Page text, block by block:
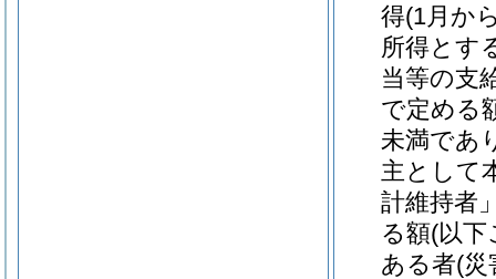
得(1月か
所得とす
当等の支
で定める
未満であ
主として
計維持者
る額(以下
ある者(災